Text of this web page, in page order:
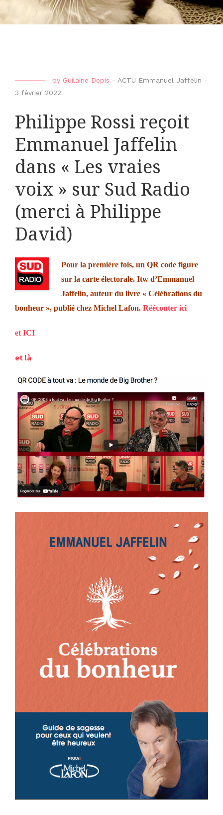
by Guilaine Depis - ACTU Emmanuel Jaffelin -
3 février 2022
Philippe Rossi reçoit
Emmanuel Jaffelin
dans « Les vraies
voix » sur Sud Radio
(merci à Philippe
David)
Pour la première fois, un QR code figure
sur la carte électorale. Itw d’Emmanuel
Jaffelin, auteur du livre « Célébrations du
bonheur », publié chez Michel Lafon. Réécouter ici
et ICI
et là